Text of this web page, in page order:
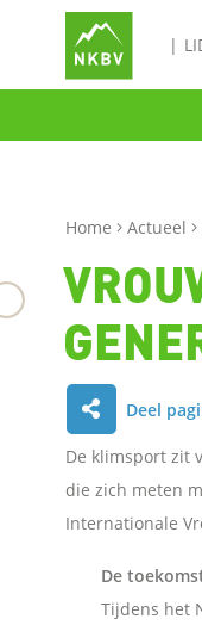
Home Actueel
Deel
e
l
e
De klimsport zit
die zich meten
Internationale
De
Tijdens het